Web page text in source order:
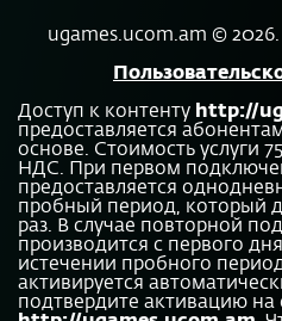
ugames.ucom.am © 2026.
Доступ к контенту http://
предоставляется
основе. Стоимость услуги
НДС. При первом
предоставляется
пробный период, который
раз. В случае повторной
производится с первого
истечении пробного
активируется
подтвердите активацию на